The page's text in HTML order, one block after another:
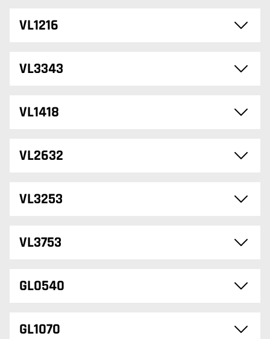
VL1216
VL3343
VL1418
VL2632
VL3253
VL3753
GL0540
GL1070